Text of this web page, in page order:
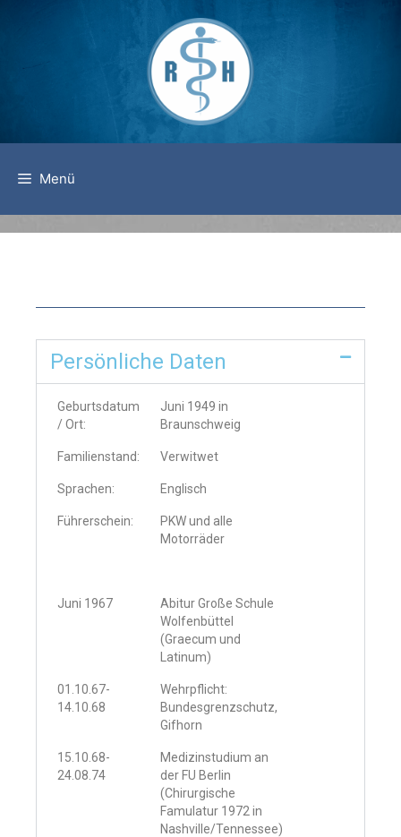
Menü
Persönliche Daten
Geburtsdatum
/ Ort:
Juni 1949 in
Braunschweig
Familienstand: Verwitwet
Sprachen: Englisch
Führerschein:
PKW und alle
Motorräder
Juni 1967
Abitur Große Schule
Wolfenbüttel
(Graecum und
Latinum)
01.10.67-
14.10.68
Wehrpflicht:
Bundesgrenzschutz,
Gifhorn
15.10.68-
24.08.74
Medizinstudium an
der FU Berlin
(Chirurgische
Famulatur 1972 in
Nashville/Tennessee)